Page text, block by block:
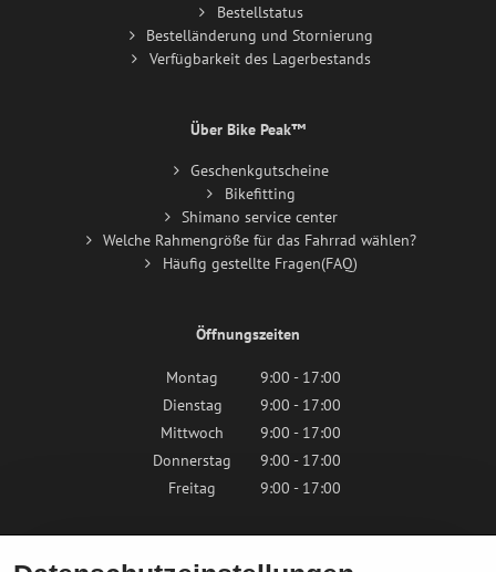
Bestellstatus
Bestelländerung und Stornierung
Verfügbarkeit des Lagerbestands
Über Bike Peak™
Geschenkgutscheine
Bikefitting
Shimano service center
Welche Rahmengröße für das Fahrrad wählen?
Häufig gestellte Fragen(FAQ)
Öffnungszeiten
Montag
9:00 - 17:00
Dienstag
9:00 - 17:00
Mittwoch
9:00 - 17:00
Donnerstag
9:00 - 17:00
Freitag
9:00 - 17:00